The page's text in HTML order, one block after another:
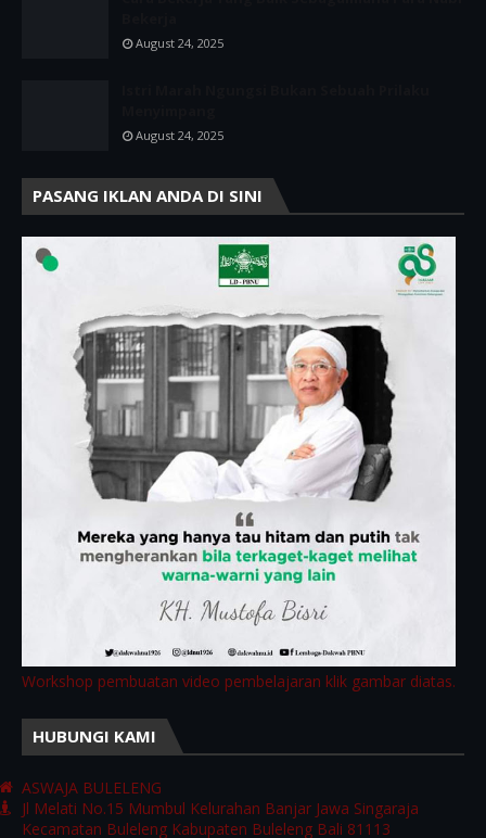
August 24, 2025
August 24, 2025
PASANG IKLAN ANDA DI SINI
Workshop pembuatan video pembelajaran klik gambar diatas.
HUBUNGI KAMI
ASWAJA BULELENG
Jl Melati No.15 Mumbul Kelurahan Banjar Jawa Singaraja
Kecamatan Buleleng Kabupaten Buleleng Bali 81113